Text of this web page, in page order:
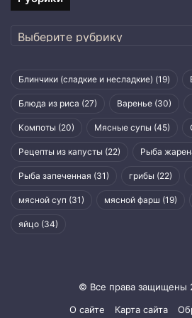
Рубрики
Блинчики (сладкие и несладкие) (19)
Блюда из риса (27) Варенье (30)
Компоты (20) Мясные супы (45)
Рецепты из капусты (22) Рыба
Рыба запеченная (31) грибы (22)
мясной суп (31) мясной фарш (19)
яйцо (34)
© Все права защищены
О сайте
Карта сайта